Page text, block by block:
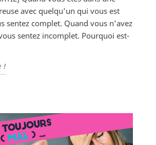
avec quelqu’un qui vous est
sentez complet. Quand vous n’avez
sentez incomplet. Pourquoi est-
!